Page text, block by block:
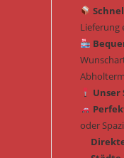
Lieferung
Unser
oder